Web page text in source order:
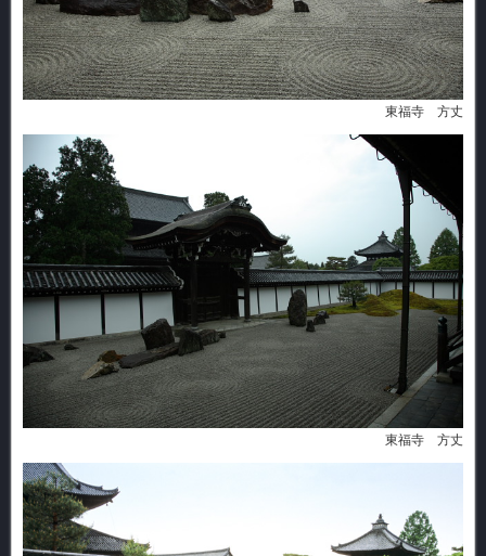
東福寺 方丈
東福寺 方丈